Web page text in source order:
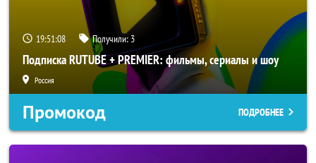
19:51:06 Получили: 3
Подписка RUTUBE + PREMIER: фильмы, сериалы и шоу
Россия
Промокод ПОДРОБНЕЕ